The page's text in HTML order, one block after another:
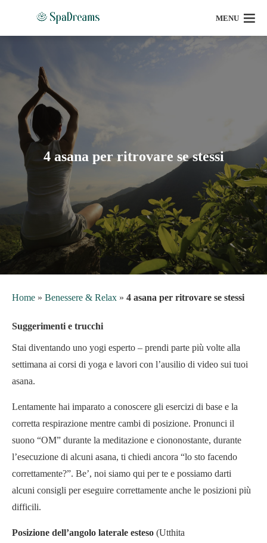
MENU
4 asana per ritrovare se stessi
Home » Benessere & Relax » 4 asana per ritrovare se stessi
Suggerimenti e trucchi
Stai diventando uno yogi esperto – prendi parte più volte alla
settimana ai corsi di yoga e lavori con l’ausilio di video sui tuoi
asana.
Lentamente hai imparato a conoscere gli esercizi di base e la
corretta respirazione mentre cambi di posizione. Pronunci il
suono “OM” durante la meditazione e ciononostante, durante
l’esecuzione di alcuni asana, ti chiedi ancora “lo sto facendo
correttamente?”. Be’, noi siamo qui per te e possiamo darti
alcuni consigli per eseguire correttamente anche le posizioni più
difficili.
Posizione dell’angolo laterale esteso (Utthita